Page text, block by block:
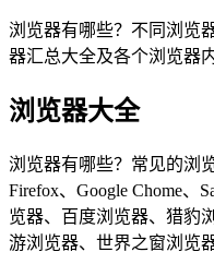
浏览器有哪些？不同浏览
器汇总大全及各个浏览器
浏览器大全
浏览器有哪些？常见的浏
Firefox、Google Chome、
览器、百度浏览器、猎豹
游浏览器、世界之窗浏览